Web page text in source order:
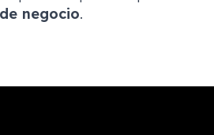
negocio.